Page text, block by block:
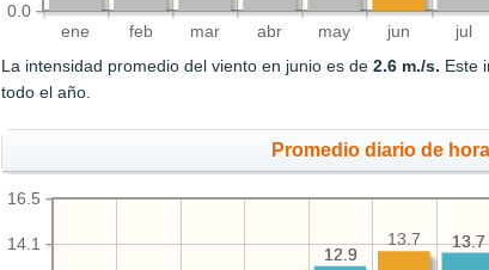
ene feb mar abr may jun jul
0.0
La intensidad promedio del viento en junio es de2.6 m./s. Este
todo el año.
Promedio diario de
14.1
16.5
13.7
12.9
13.7
13.7
12.9